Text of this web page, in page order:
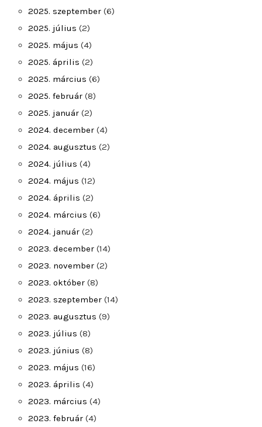
2025. szeptember (6)
2025. július (2)
2025. május (4)
2025. április (2)
2025. március (6)
2025. február (8)
2025. január (2)
2024. december (4)
2024. augusztus (2)
2024. július (4)
2024. május (12)
2024. április (2)
2024. március (6)
2024. január (2)
2023. december (14)
2023. november (2)
2023. október (8)
2023. szeptember (14)
2023. augusztus (9)
2023. július (8)
2023. június (8)
2023. május (16)
2023. április (4)
2023. március (4)
2023. február (4)